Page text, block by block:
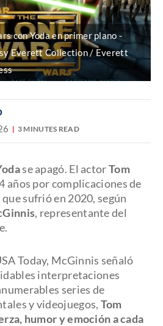
con Yoda en primer plano
Everett Collection / Everett
3 MINUTES READ
se apagó. El actorTom
años por complicaciones de
sufrió en 2020, según
, representante del
Today, McGinnis señaló
interpretaciones
series de
y videojuegos, Tom
humor y emoción a cada